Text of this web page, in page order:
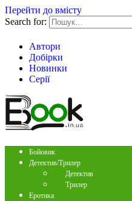
Перейти до вмісту
Search for:
Автори
Добірки
Новинки
Серії
Бойовик
Детектив/Трилер
Детектив
Трилер
Еротика